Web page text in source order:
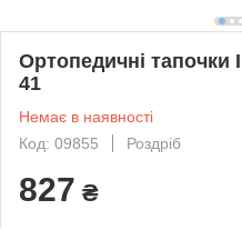
Ортопедичні тапочки
41
Немає в наявності
Код: 09855
Роздріб
827 ₴